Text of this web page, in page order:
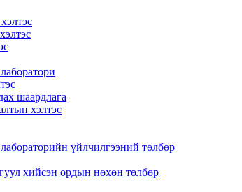
шаардлага
хэлтэс
үйлчилгээний төлбөр
хийсэн ордын нөхөн төлбөр